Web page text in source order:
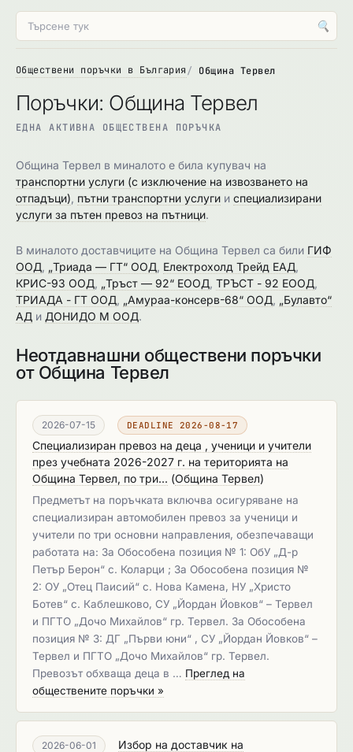
🔍
Обществени поръчки в България Община Тервел
Поръчки: Община Тервел
ЕДНА АКТИВНА ОБЩЕСТВЕНА ПОРЪЧКА
Община Тервел в миналото е била купувач на
транспортни услуги (с изключение на извозването на
отпадъци) пътни транспортни услуги и специализирани
услуги за пътен превоз на пътници.
В миналото доставчиците на Община Тервел са били ГИФ
ООД „Триада — ГТ“ ООД Електрохолд Трейд ЕАД
КРИС-93 ООД „Тръст — 92“ ЕООД ТРЪСТ - 92 ЕООД
ТРИАДА - ГТ ООД „Амураа-консерв-68“ ООД „Булавто“
АД и ДОНИДО М ООД.
Неотдавнашни обществени поръчки
от Община Тервел
2026-07-15 DEADLINE 2026-08-17
Специализиран превоз на деца , ученици и учители
през учебната 2026-2027 г. на територията на
Община Тервел, по три... (Община Тервел)
Предметът на поръчката включва осигуряване на
специализиран автомобилен превоз за ученици и
учители по три основни направления, обезпечаващи
работата на: За Обособена позиция № 1: ОбУ „Д-р
Петър Берон“ с. Коларци ; За Обособена позиция №
2: ОУ „Отец Паисий“ с. Нова Камена, НУ „Христо
Ботев“ с. Каблешково, СУ „Йордан Йовков“ – Тервел
и ПГТО „Дочо Михайлов“ гр. Тервел. За Обособена
позиция № 3: ДГ „Първи юни“ , СУ „Йордан Йовков“ –
Тервел и ПГТО „Дочо Михайлов“ гр. Тервел.
Превозът обхваща деца в … Преглед на
обществените поръчки »
2026-06-01
Избор на доставчик на